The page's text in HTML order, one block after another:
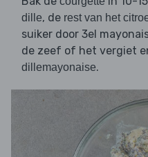
dille, de rest van het
suiker door 3el
de zeef of het vergiet
dillemayonaise.